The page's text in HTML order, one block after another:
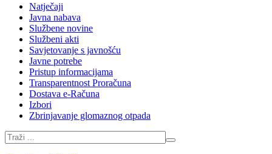
Natječaji
Javna nabava
Službene novine
Službeni akti
Savjetovanje s javnošću
Javne potrebe
Pristup informacijama
Transparentnost Proračuna
Dostava e-Računa
Izbori
Zbrinjavanje glomaznog otpada